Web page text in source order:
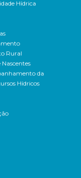
Hídrica
Rural
da
Hídricos